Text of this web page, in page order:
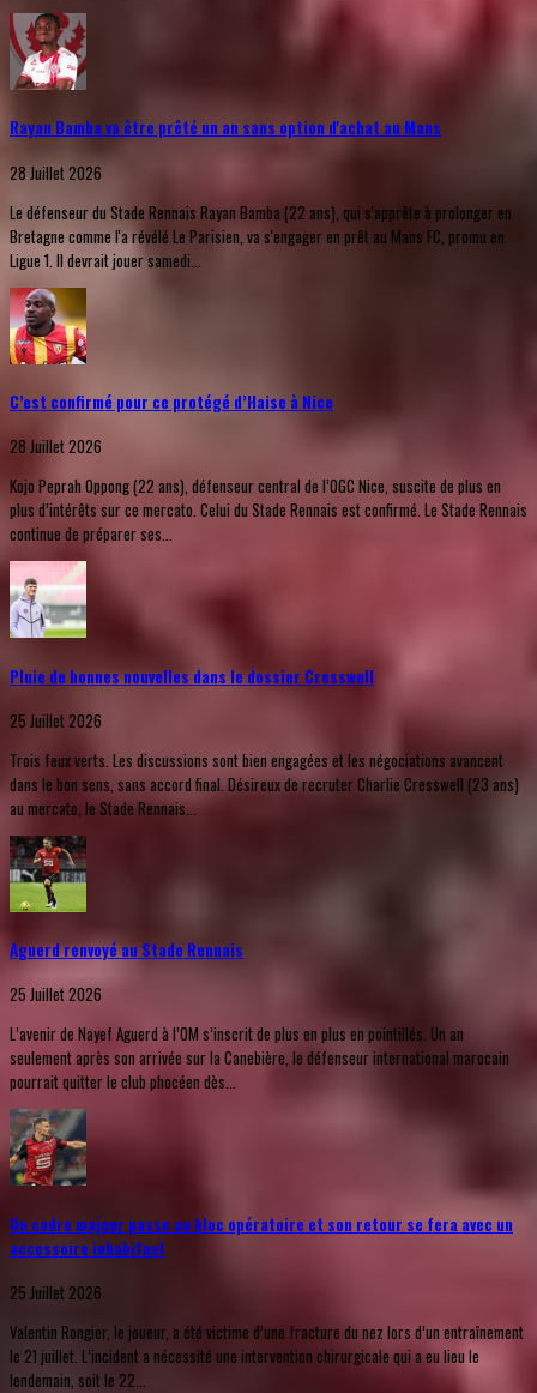
Rayan Bamba va être prêté un an sans option d'achat au Mans
28 Juillet 2026
Le défenseur du Stade Rennais Rayan Bamba (22 ans), qui s'apprête à prolonger en
Bretagne comme l'a révélé Le Parisien, va s'engager en prêt au Mans FC, promu en
Ligue 1. Il devrait jouer samedi...
C’est confirmé pour ce protégé d’Haise à Nice
28 Juillet 2026
Kojo Peprah Oppong (22 ans), défenseur central de l’OGC Nice, suscite de plus en
plus d’intérêts sur ce mercato. Celui du Stade Rennais est confirmé. Le Stade Rennais
continue de préparer ses...
Pluie de bonnes nouvelles dans le dossier Cresswell
25 Juillet 2026
Trois feux verts. Les discussions sont bien engagées et les négociations avancent
dans le bon sens, sans accord final. Désireux de recruter Charlie Cresswell (23 ans)
au mercato, le Stade Rennais...
Aguerd renvoyé au Stade Rennais
25 Juillet 2026
L’avenir de Nayef Aguerd à l’OM s’inscrit de plus en plus en pointillés. Un an
seulement après son arrivée sur la Canebière, le défenseur international marocain
pourrait quitter le club phocéen dès...
Un cadre majeur passe au bloc opératoire et son retour se fera avec un
accessoire inhabituel
25 Juillet 2026
Valentin Rongier, le joueur, a été victime d’une fracture du nez lors d’un entraînement
le 21 juillet. L’incident a nécessité une intervention chirurgicale qui a eu lieu le
lendemain, soit le 22...